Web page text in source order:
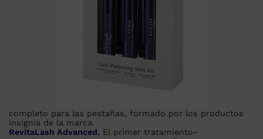
completo para las pestañas, formado por los productos
insignia de la marca.
RevitaLash Advanced. El primer tratamiento-